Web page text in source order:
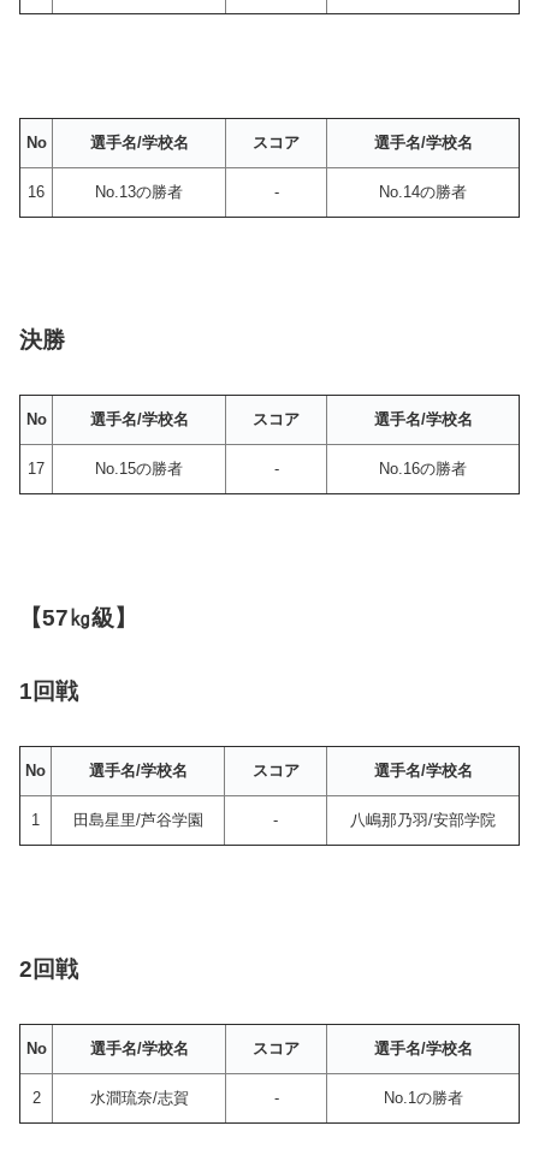
No 選手名/学校名 スコア 選手名/学校名
16 No.13の勝者 - No.14の勝者
決勝
No 選手名/学校名 スコア 選手名/学校名
17 No.15の勝者 - No.16の勝者
【57㎏級】
1回戦
No 選手名/学校名 スコア 選手名/学校名
1 田島星里/芦谷学園 - 八嶋那乃羽/安部学院
2回戦
No 選手名/学校名 スコア 選手名/学校名
2 水澗琉奈/志賀 - No.1の勝者